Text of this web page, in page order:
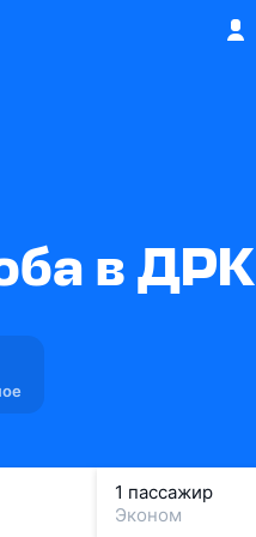
в ДРК
1 пассажир
Эконом